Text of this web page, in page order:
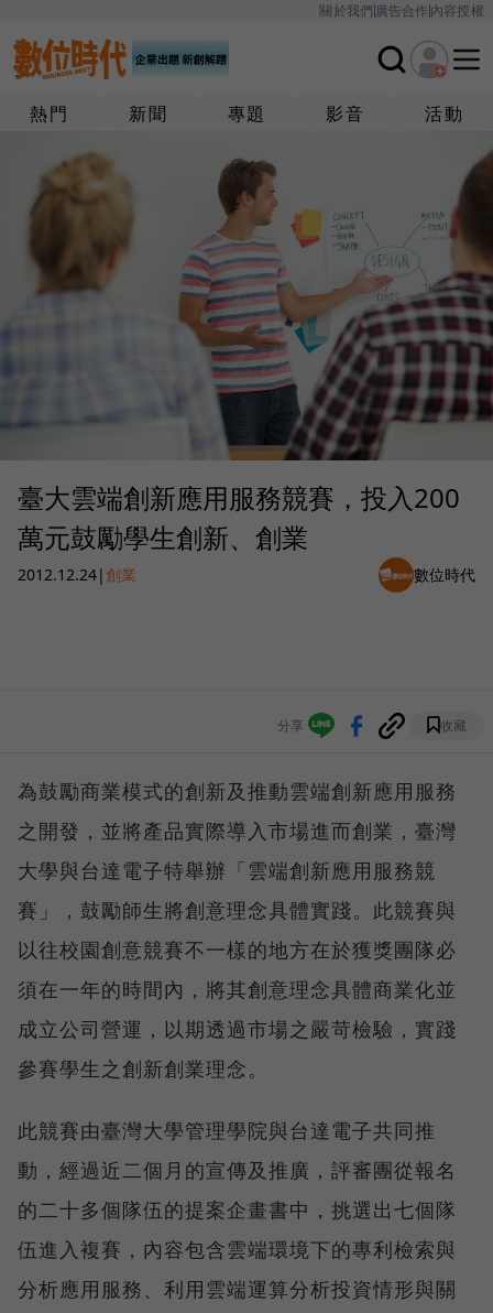
關於我們廣告合作內容授權
熱門 新聞 專題 影音 活動
臺大雲端創新應用服務競賽，投入200
萬元鼓勵學生創新、創業
2012.12.24|創業 數位時代
分享 收藏
為鼓勵商業模式的創新及推動雲端創新應用服務
之開發，並將產品實際導入市場進而創業，臺灣
大學與台達電子特舉辦「雲端創新應用服務競
賽」，鼓勵師生將創意理念具體實踐。此競賽與
以往校園創意競賽不一樣的地方在於獲獎團隊必
須在一年的時間內，將其創意理念具體商業化並
成立公司營運，以期透過市場之嚴苛檢驗，實踐
參賽學生之創新創業理念。
此競賽由臺灣大學管理學院與台達電子共同推
動，經過近二個月的宣傳及推廣，評審團從報名
的二十多個隊伍的提案企畫書中，挑選出七個隊
伍進入複賽，內容包含雲端環境下的專利檢索與
分析應用服務、利用雲端運算分析投資情形與關